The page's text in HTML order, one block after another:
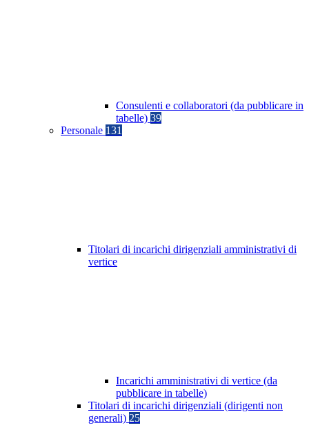
Consulenti e collaboratori (da pubblicare in
tabelle) 39
Personale 131
Titolari di incarichi dirigenziali amministrativi di
vertice
Incarichi amministrativi di vertice (da
pubblicare in tabelle)
Titolari di incarichi dirigenziali (dirigenti non
generali) 25